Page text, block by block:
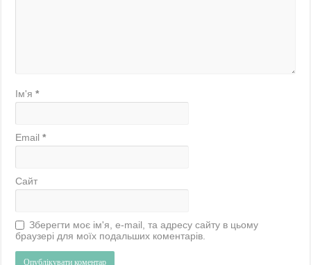
Ім'я*
Email*
Сайт
Зберегти моє ім'я, e-mail, та адресу сайту в цьому
браузері для моїх подальших коментарів.